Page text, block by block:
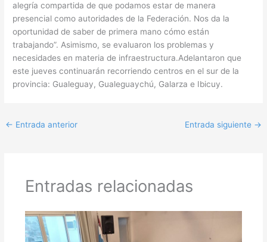
alegría compartida de que podamos estar de manera
presencial como autoridades de la Federación. Nos da la
oportunidad de saber de primera mano cómo están
trabajando”. Asimismo, se evaluaron los problemas y
necesidades en materia de infraestructura.Adelantaron que
este jueves continuarán recorriendo centros en el sur de la
provincia: Gualeguay, Gualeguaychú, Galarza e Ibicuy.
← Entrada anterior Entrada siguiente →
Entradas relacionadas